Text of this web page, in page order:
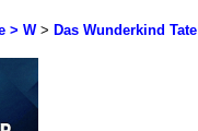
> W> Das Wunderkind Tate